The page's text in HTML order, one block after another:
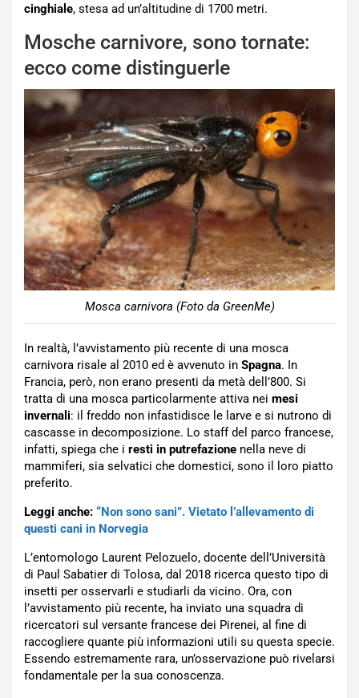
cinghiale, stesa ad un’altitudine di 1700 metri.
Mosche carnivore, sono tornate:
ecco come distinguerle
Mosca carnivora (Foto da GreenMe)
In realtà, l’avvistamento più recente di una mosca
carnivora risale al 2010 ed è avvenuto in Spagna. In
Francia, però, non erano presenti da metà dell’800. Si
tratta di una mosca particolarmente attiva nei mesi
invernali: il freddo non infastidisce le larve e si nutrono di
cascasse in decomposizione. Lo staff del parco francese,
infatti, spiega che i resti in putrefazione nella neve di
mammiferi, sia selvatici che domestici, sono il loro piatto
preferito.
Leggi anche: “Non sono sani”. Vietato l’allevamento di
questi cani in Norvegia
L’entomologo Laurent Pelozuelo, docente dell’Università
di Paul Sabatier di Tolosa, dal 2018 ricerca questo tipo di
insetti per osservarli e studiarli da vicino. Ora, con
l’avvistamento più recente, ha inviato una squadra di
ricercatori sul versante francese dei Pirenei, al fine di
raccogliere quante più informazioni utili su questa specie.
Essendo estremamente rara, un’osservazione può rivelarsi
fondamentale per la sua conoscenza.